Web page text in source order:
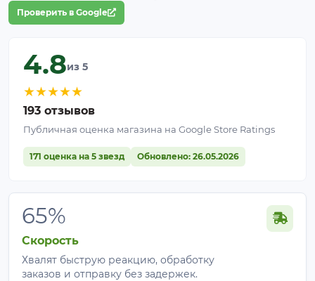
Проверить в Google
4.8из 5
★★★★★
193 отзывов
Публичная оценка магазина на Google Store Ratings
171 оценка на 5 звезд Обновлено: 26.05.2026
65%
Скорость
Хвалят быструю реакцию, обработку
заказов и отправку без задержек.